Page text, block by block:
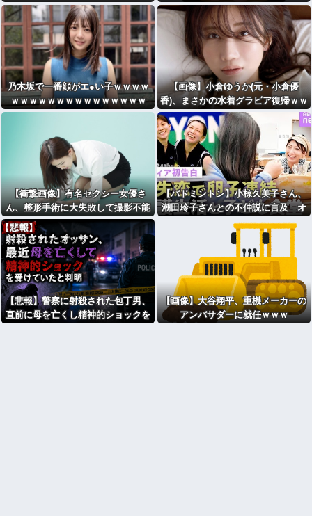
乃木坂で一番顔がエ●い子ｗｗｗｗ
ｗｗｗｗｗｗｗｗｗｗｗｗｗｗｗ
【画像】小倉ゆうか(元・小倉優
香)、まさかの水着グラビア復帰ｗｗ
ｗｗｗ
【衝撃画像】有名セクシー女優さ
ん、整形手術に大失敗して撮影不能
に⇒！！
【バドミントン】小椋久美子さん、
潮田玲子さんとの不仲説に言及 オ
グシオ時代「比べられるのはイヤだ
った」
【悲報】警察に射殺された包丁男、
直前に母を亡くし精神的ショックを
【画像】大谷翔平、重機メーカーの
アンバサダーに就任ｗｗｗ